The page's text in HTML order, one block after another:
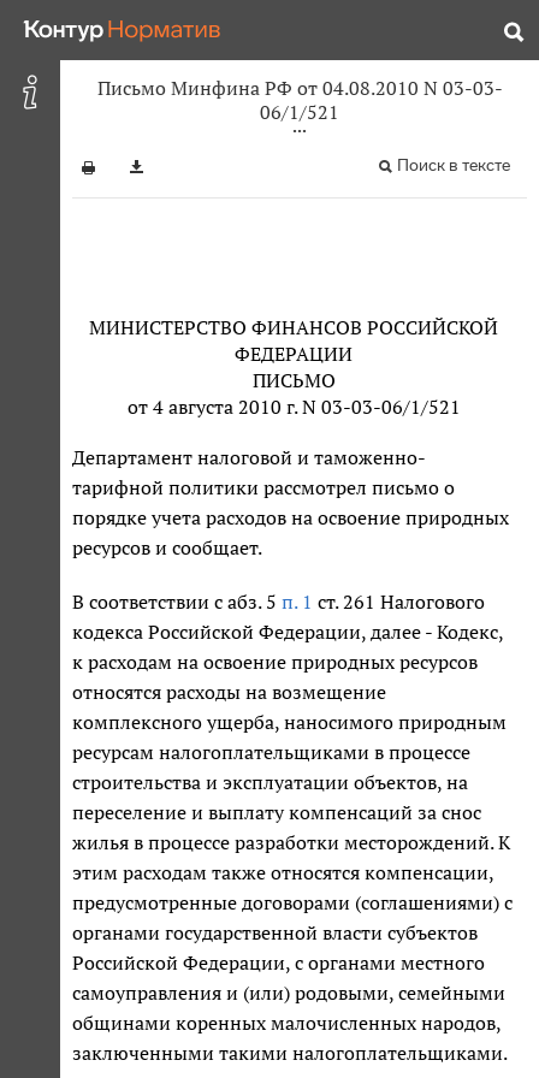
Письмо Минфина РФ от 04.08.2010 N 03-03-
06/1/521
Поиск в тексте
МИНИСТЕРСТВО ФИНАНСОВ РОССИЙСКОЙ
ФЕДЕРАЦИИ
ПИСЬМО
от 4 августа 2010 г. N 03-03-06/1/521
Департамент налоговой и таможенно-
тарифной политики рассмотрел письмо о
порядке учета расходов на освоение природных
ресурсов и сообщает.
В соответствии с абз. 5 п. 1 ст. 261 Налогового
кодекса Российской Федерации, далее - Кодекс,
к расходам на освоение природных ресурсов
относятся расходы на возмещение
комплексного ущерба, наносимого природным
ресурсам налогоплательщиками в процессе
строительства и эксплуатации объектов, на
переселение и выплату компенсаций за снос
жилья в процессе разработки месторождений. К
этим расходам также относятся компенсации,
предусмотренные договорами (соглашениями) с
органами государственной власти субъектов
Российской Федерации, с органами местного
самоуправления и (или) родовыми, семейными
общинами коренных малочисленных народов,
заключенными такими налогоплательщиками.